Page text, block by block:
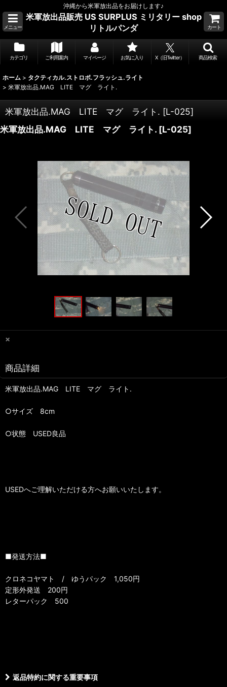
沖縄から米軍放出品をお届けします♪
メニュー
米軍放出品販売 US SURPLUS ミリタリー shop
リトルパンダ
カート
カテゴリ ご利用案内 マイページ お気に入り X（旧Twitter） 商品検索
ホーム > タクティカル.ストロボ.フラッシュ.ライト
> 米軍放出品.MAG LITE マグ ライト.
米軍放出品.MAG LITE マグ ライト. [L-025]
米軍放出品.MAG LITE マグ ライト. [L-025]
×
商品詳細
米軍放出品.MAG LITE マグ ライト.
○サイズ 8cm
○状態 USED良品
USEDへご理解いただける方へお願いいたします。
■発送方法■
クロネコヤマト / ゆうパック 1,050円
定形外発送 200円
レターパック 500
返品特約に関する重要事項